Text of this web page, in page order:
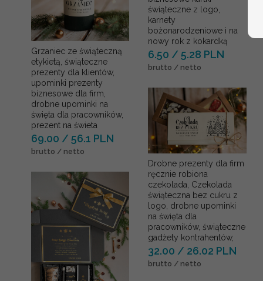
Grzaniec ze świąteczną
etykietą, świąteczne
prezenty dla klientów,
upominki prezenty
biznesowe dla firm,
drobne upominki na
święta dla pracowników,
prezent na świeta
69.00 / 56.1 PLN
brutto / netto
świąteczne z logo,
karnety
bożonarodzeniowe i na
nowy rok z kokardką
6.50 / 5.28 PLN
brutto / netto
Drobne prezenty dla firm
ręcznie robiona
czekolada, Czekolada
świąteczna bez cukru z
logo, drobne upominki
na święta dla
pracowników, świąteczne
gadżety kontrahentów,
32.00 / 26.02 PLN
brutto / netto